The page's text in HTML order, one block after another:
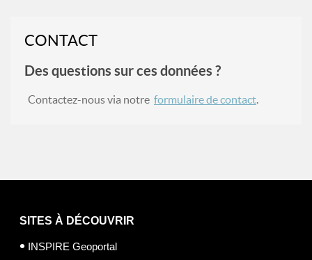
CONTACT
Des questions sur ces données ?
Contactez-nous via notre formulaire de contact.
SITES À DÉCOUVRIR
INSPIRE Geoportal